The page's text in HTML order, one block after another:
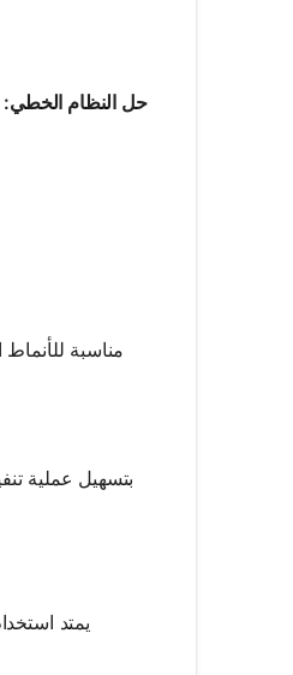
1, j) + u(i, j+1) + u(i, j-
حل النظام الخطي:
يمتد